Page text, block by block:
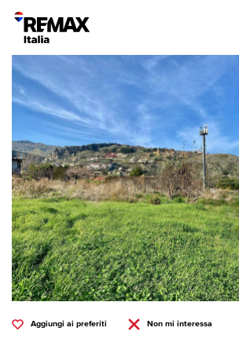
Aggiungi ai preferiti Non mi interessa